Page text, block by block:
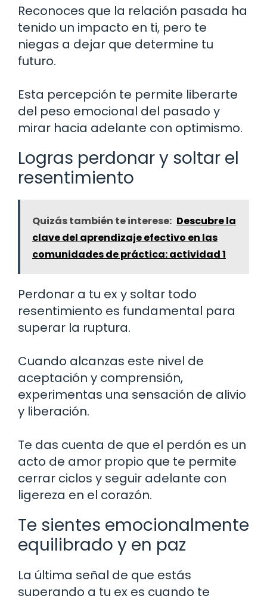
Reconoces que la relación pasada ha
tenido un impacto en ti, pero te
niegas a dejar que determine tu
futuro.
Esta percepción te permite liberarte
del peso emocional del pasado y
mirar hacia adelante con optimismo.
Logras perdonar y soltar el
resentimiento
Quizás también te interese: Descubre la
clave del aprendizaje efectivo en las
comunidades de práctica: actividad 1
Perdonar a tu ex y soltar todo
resentimiento es fundamental para
superar la ruptura.
Cuando alcanzas este nivel de
aceptación y comprensión,
experimentas una sensación de alivio
y liberación.
Te das cuenta de que el perdón es un
acto de amor propio que te permite
cerrar ciclos y seguir adelante con
ligereza en el corazón.
Te sientes emocionalmente
equilibrado y en paz
La última señal de que estás
superando a tu ex es cuando te